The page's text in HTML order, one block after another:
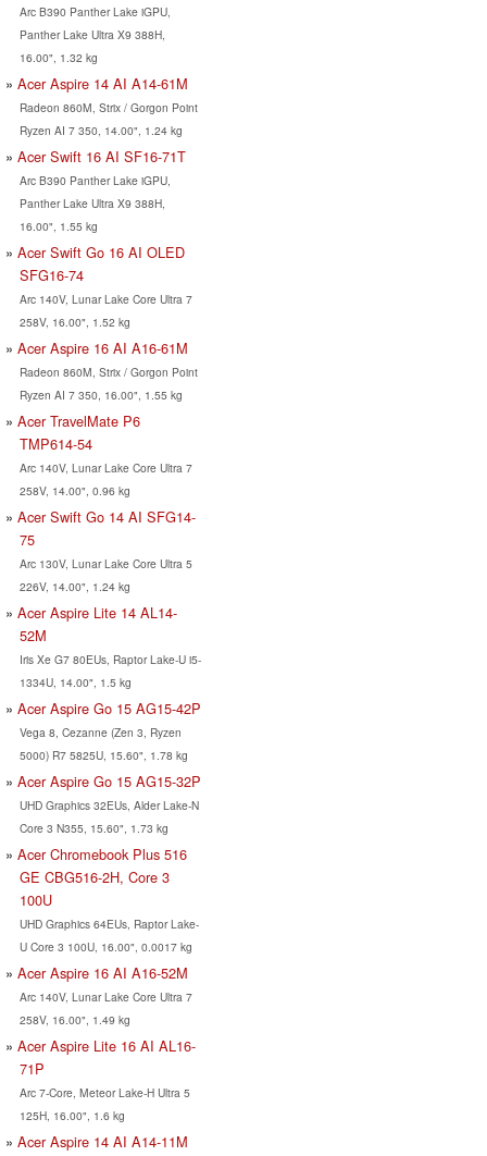
Arc B390 Panther Lake iGPU,
Panther Lake Ultra X9 388H,
16.00", 1.32 kg
Acer Aspire 14 AI A14-61M
Radeon 860M, Strix / Gorgon Point
Ryzen AI 7 350, 14.00", 1.24 kg
Acer Swift 16 AI SF16-71T
Arc B390 Panther Lake iGPU,
Panther Lake Ultra X9 388H,
16.00", 1.55 kg
Acer Swift Go 16 AI OLED
SFG16-74
Arc 140V, Lunar Lake Core Ultra 7
258V, 16.00", 1.52 kg
Acer Aspire 16 AI A16-61M
Radeon 860M, Strix / Gorgon Point
Ryzen AI 7 350, 16.00", 1.55 kg
Acer TravelMate P6
TMP614-54
Arc 140V, Lunar Lake Core Ultra 7
258V, 14.00", 0.96 kg
Acer Swift Go 14 AI SFG14-
75
Arc 130V, Lunar Lake Core Ultra 5
226V, 14.00", 1.24 kg
Acer Aspire Lite 14 AL14-
52M
Iris Xe G7 80EUs, Raptor Lake-U i5-
1334U, 14.00", 1.5 kg
Acer Aspire Go 15 AG15-42P
Vega 8, Cezanne (Zen 3, Ryzen
5000) R7 5825U, 15.60", 1.78 kg
Acer Aspire Go 15 AG15-32P
UHD Graphics 32EUs, Alder Lake-N
Core 3 N355, 15.60", 1.73 kg
Acer Chromebook Plus 516
GE CBG516-2H, Core 3
100U
UHD Graphics 64EUs, Raptor Lake-
U Core 3 100U, 16.00", 0.0017 kg
Acer Aspire 16 AI A16-52M
Arc 140V, Lunar Lake Core Ultra 7
258V, 16.00", 1.49 kg
Acer Aspire Lite 16 AI AL16-
71P
Arc 7-Core, Meteor Lake-H Ultra 5
125H, 16.00", 1.6 kg
Acer Aspire 14 AI A14-11M